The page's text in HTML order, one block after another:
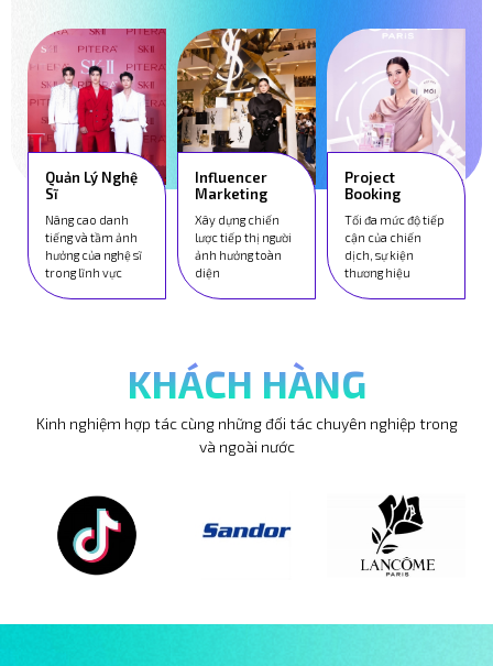
Quản Lý Nghệ
Sĩ
Nâng cao danh
tiếng và tầm ảnh
hưởng của nghệ sĩ
trong lĩnh vực
Influencer
Marketing
Xây dựng chiến
lược tiếp thị người
ảnh hưởng toàn
diện
Project
Booking
Tối đa mức độ tiếp
cận của chiến
dịch, sự kiện
thương hiệu
KHÁCH HÀNG
Kinh nghiệm hợp tác cùng những đối tác chuyên nghiệp trong
và ngoài nước